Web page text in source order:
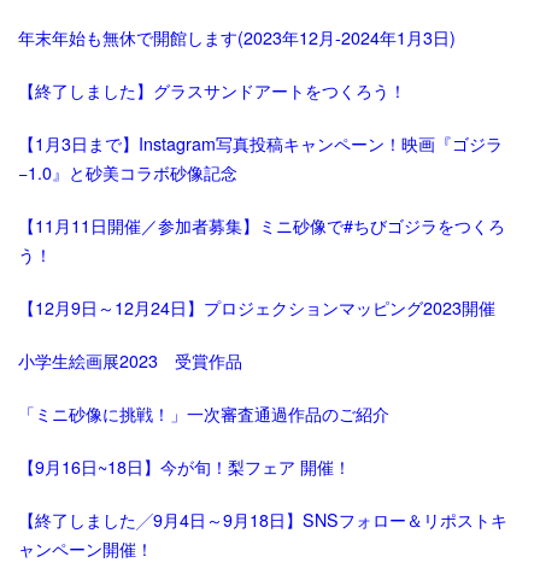
年末年始も無休で開館します(2023年12月-2024年1月3日)
【終了しました】グラスサンドアートをつくろう！
【1月3日まで】Instagram写真投稿キャンペーン！映画『ゴジラ
−1.0』と砂美コラボ砂像記念
【11月11日開催／参加者募集】ミニ砂像で#ちびゴジラをつくろ
う！
【12月9日～12月24日】プロジェクションマッピング2023開催
小学生絵画展2023 受賞作品
「ミニ砂像に挑戦！」一次審査通過作品のご紹介
【9月16日~18日】今が旬！梨フェア 開催！
【終了しました╱9月4日～9月18日】SNSフォロー＆リポストキ
ャンペーン開催！